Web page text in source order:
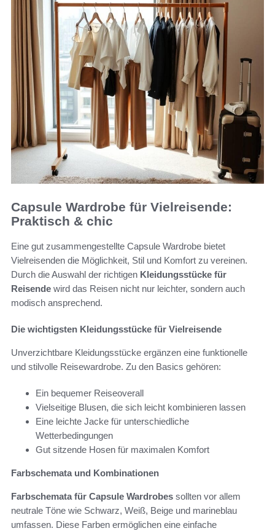
Capsule Wardrobe für Vielreisende:
Praktisch & chic
Eine gut zusammengestellte Capsule Wardrobe bietet
Vielreisenden die Möglichkeit, Stil und Komfort zu vereinen.
Durch die Auswahl der richtigen Kleidungsstücke für
Reisende wird das Reisen nicht nur leichter, sondern auch
modisch ansprechend.
Die wichtigsten Kleidungsstücke für Vielreisende
Unverzichtbare Kleidungsstücke ergänzen eine funktionelle
und stilvolle Reisewardrobe. Zu den Basics gehören:
Ein bequemer Reiseoverall
Vielseitige Blusen, die sich leicht kombinieren lassen
Eine leichte Jacke für unterschiedliche
Wetterbedingungen
Gut sitzende Hosen für maximalen Komfort
Farbschemata und Kombinationen
Farbschemata für Capsule Wardrobes sollten vor allem
neutrale Töne wie Schwarz, Weiß, Beige und marineblau
umfassen. Diese Farben ermöglichen eine einfache